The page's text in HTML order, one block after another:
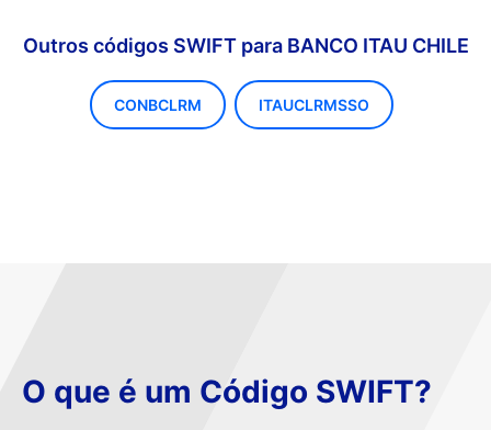
Outros códigos SWIFT para BANCO ITAU CHILE
CONBCLRM ITAUCLRMSSO
O que é um Código SWIFT?